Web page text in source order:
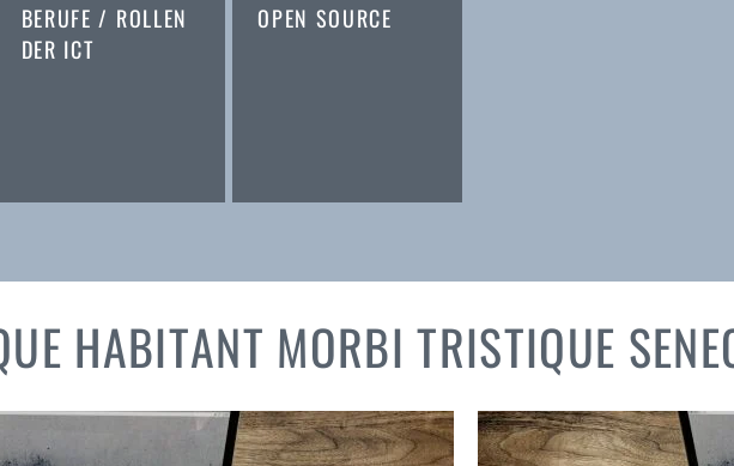
BERUFE / ROLLEN
DER ICT
OPEN SOURCE
HABITANT MORBI TRISTIQUE